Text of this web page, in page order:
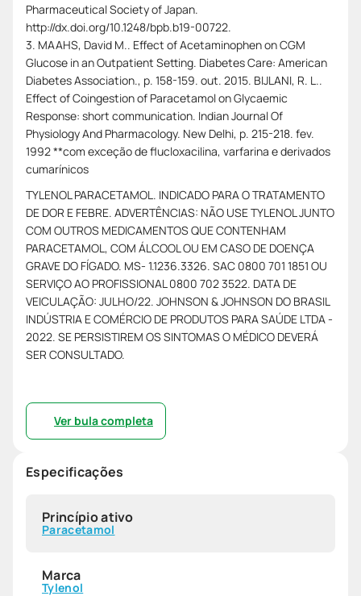
Pharmaceutical Society of Japan.
http://dx.doi.org/10.1248/bpb.b19-00722.
3. MAAHS, David M.. Effect of Acetaminophen on CGM
Glucose in an Outpatient Setting. Diabetes Care: American
Diabetes Association., p. 158-159. out. 2015. BIJLANI, R. L..
Effect of Coingestion of Paracetamol on Glycaemic
Response: short communication. Indian Journal Of
Physiology And Pharmacology. New Delhi, p. 215-218. fev.
1992 **com exceção de flucloxacilina, varfarina e derivados
cumarínicos
TYLENOL PARACETAMOL. INDICADO PARA O TRATAMENTO
DE DOR E FEBRE. ADVERTÊNCIAS: NÃO USE TYLENOL JUNTO
COM OUTROS MEDICAMENTOS QUE CONTENHAM
PARACETAMOL, COM ÁLCOOL OU EM CASO DE DOENÇA
GRAVE DO FÍGADO. MS- 1.1236.3326. SAC 0800 701 1851 OU
SERVIÇO AO PROFISSIONAL 0800 702 3522. DATA DE
VEICULAÇÃO: JULHO/22. JOHNSON & JOHNSON DO BRASIL
INDÚSTRIA E COMÉRCIO DE PRODUTOS PARA SAÚDE LTDA -
2022. SE PERSISTIREM OS SINTOMAS O MÉDICO DEVERÁ
SER CONSULTADO.
Ver bula completa
Especificações
Princípio ativo
Paracetamol
Marca
Tylenol